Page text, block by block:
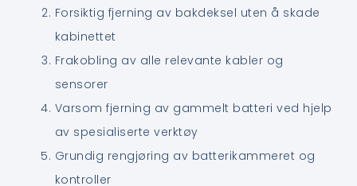
Forsiktig fjerning av bakdeksel uten å skade
kabinettet
Frakobling av alle relevante kabler og
sensorer
Varsom fjerning av gammelt batteri ved hjelp
av spesialiserte verktøy
Grundig rengjøring av batterikammeret og
kontroller